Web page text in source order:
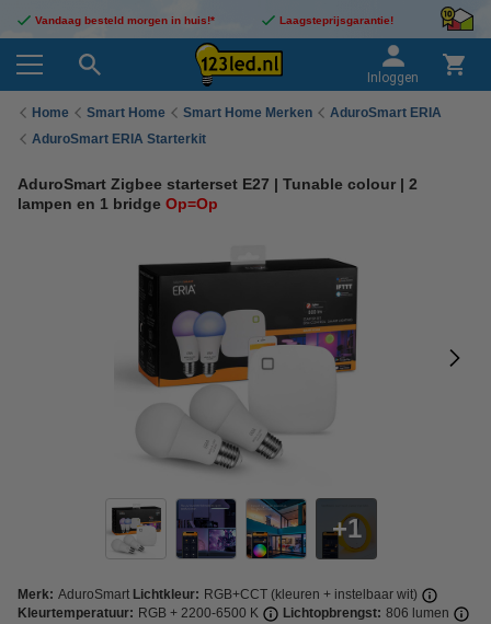
Vandaag besteld morgen in huis!* Laagsteprijsgarantie!
Inloggen
Home Smart Home Smart Home Merken
AduroSmart ERIA
AduroSmart ERIA Starterkit
AduroSmart Zigbee starterset E27 | Tunable colour | 2
lampen en 1 bridge Op=Op
1
Merk: AduroSmart Lichtkleur: RGB+CCT (kleuren + instelbaar wit)
Kleurtemperatuur: RGB + 2200-6500 K Lichtopbrengst: 806 lumen